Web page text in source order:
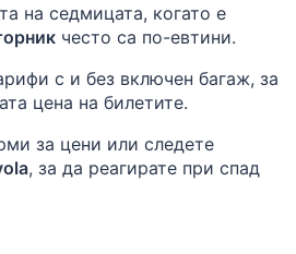
на седмицата, когато е
често са по-евтини.
с и без включен багаж, за
цена на билетите.
за цени или следете
, за да реагирате при спад